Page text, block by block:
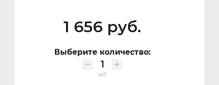
1 656 руб.
Выберите количество:
шт